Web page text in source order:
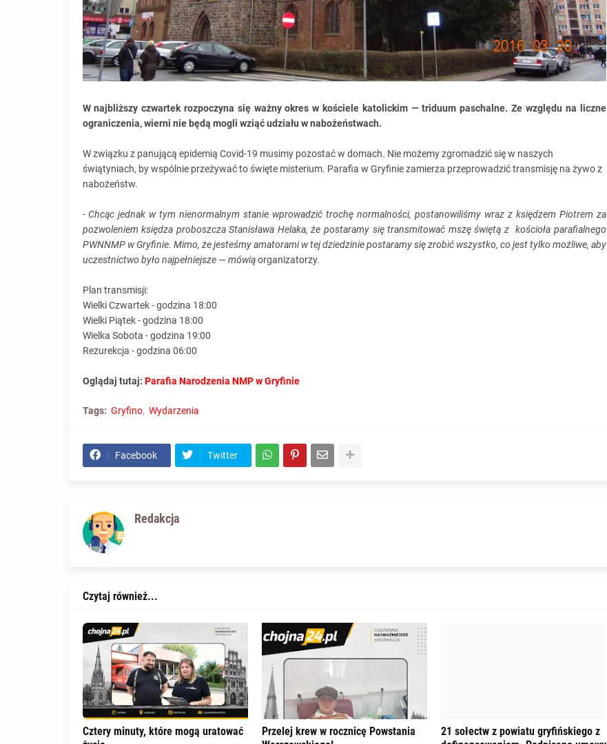
W najbliższy czwartek rozpoczyna się ważny okres w kościele katolickim — triduum paschalne. Ze względu na liczne
ograniczenia, wierni nie będą mogli wziąć udziału w nabożeństwach.
W związku z panującą epidemią Covid-19 musimy pozostać w domach. Nie możemy zgromadzić się w naszych
świątyniach, by wspólnie przeżywać to święte misterium. Parafia w Gryfinie zamierza przeprowadzić transmisję na żywo z
nabożeństw.
- Chcąc jednak w tym nienormalnym stanie wprowadzić trochę normalności, postanowiliśmy wraz z księdzem Piotrem za
pozwoleniem księdza proboszcza Stanisława Helaka, że postaramy się transmitować mszę świętą z kościoła parafialnego
PWNNMP w Gryfinie. Mimo, że jesteśmy amatorami w tej dziedzinie postaramy się zrobić wszystko, co jest tylko możliwe, aby
uczestnictwo było najpełniejsze — mówiąorganizatorzy.
Plan transmisji:
Wielki Czwartek - godzina 18:00
Wielki Piątek - godzina 18:00
Wielka Sobota - godzina 19:00
Rezurekcja - godzina 06:00
Oglądaj tutaj: Parafia Narodzenia NMP w Gryfinie
Tags: Gryfino Wydarzenia
Facebook Twitter
Redakcja
Czytaj również...
Cztery minuty, które mogą uratować
Przelej krew w rocznicę Powstania
21 sołectw z powiatu gryfińskiego z